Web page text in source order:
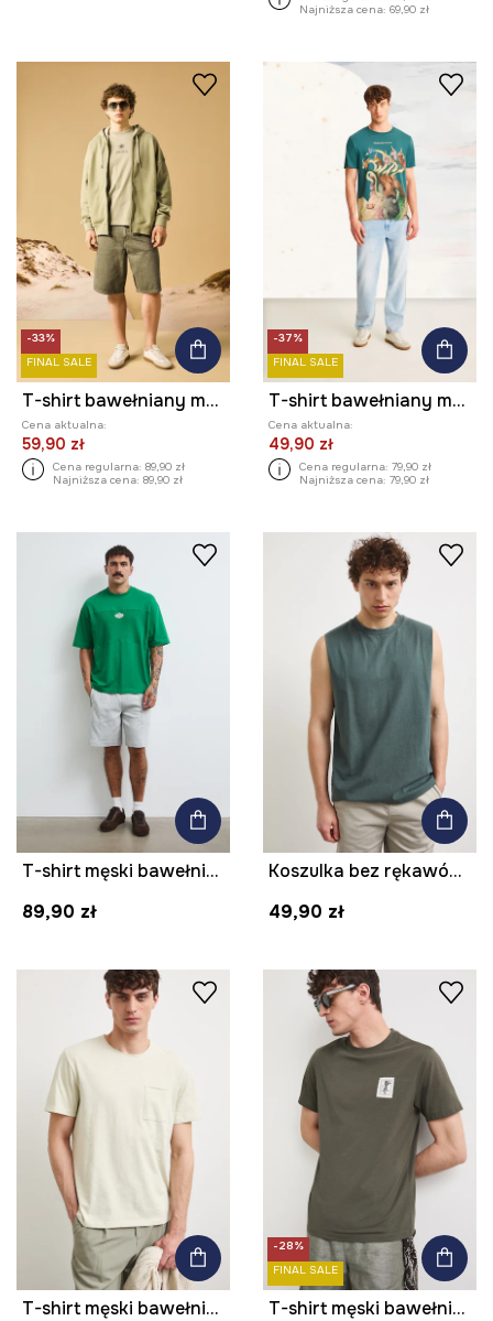
Najniższa cena: 69,90 zł
-33%
FINAL SALE
T-shirt bawełniany męski z kolekcji Medicine x Słowiński Park Narodowy kolor zielony
Cena aktualna:
59,90 zł
Cena regularna: 89,90 zł
Najniższa cena: 89,90 zł
-37%
FINAL SALE
T-shirt bawełniany męski z kolekcji El Gato Chimney x Medicine kolor zielony
Cena aktualna:
49,90 zł
Cena regularna: 79,90 zł
Najniższa cena: 79,90 zł
T-shirt męski bawełniany z nadrukiem
89,90 zł
Koszulka bez rękawów męska bawełniana z efektem sprania
49,90 zł
T-shirt męski bawełniany
-28%
FINAL SALE
T-shirt męski bawełniany z elastanem z nadrukiem